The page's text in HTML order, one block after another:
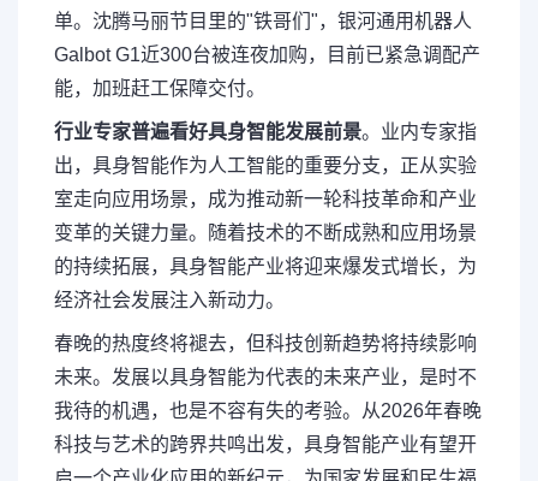
单。沈腾马丽节目里的"铁哥们"，银河通用机器人
Galbot G1近300台被连夜加购，目前已紧急调配产
能，加班赶工保障交付。
行业专家普遍看好具身智能发展前景。业内专家指
出，具身智能作为人工智能的重要分支，正从实验
室走向应用场景，成为推动新一轮科技革命和产业
变革的关键力量。随着技术的不断成熟和应用场景
的持续拓展，具身智能产业将迎来爆发式增长，为
经济社会发展注入新动力。
春晚的热度终将褪去，但科技创新趋势将持续影响
未来。发展以具身智能为代表的未来产业，是时不
我待的机遇，也是不容有失的考验。从2026年春晚
科技与艺术的跨界共鸣出发，具身智能产业有望开